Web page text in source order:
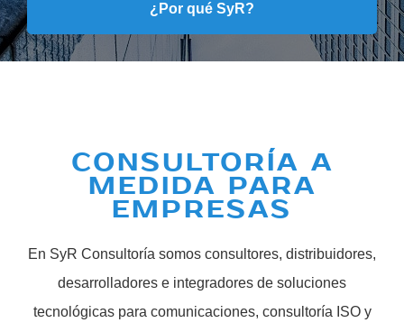
¿Por qué SyR?
CONSULTORÍA A
MEDIDA PARA
EMPRESAS
En SyR Consultoría somos consultores, distribuidores,
desarrolladores e integradores de soluciones
tecnológicas para comunicaciones, consultoría ISO y